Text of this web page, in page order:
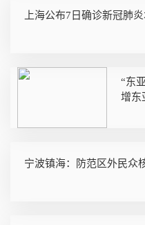
上海公布7日确诊新冠肺
“东
增东
宁波镇海：防范区外民众